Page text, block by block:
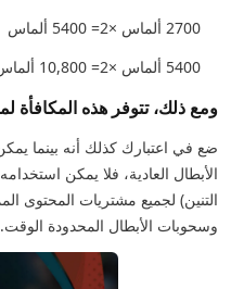
2700 ألماس ×2= 5400 ألماس
5400 ألماس ×2= 10,800 ألماس
ومع ذلك، تتوفر هذه
ضع في اعتبارك كذلك أنه بينما
الأبطال العادية، فلا يمكن
وسحوبات الأبطال المحدودة الوقت.